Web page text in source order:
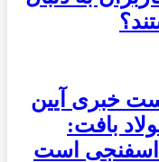
خبری آیین
بافت:
است